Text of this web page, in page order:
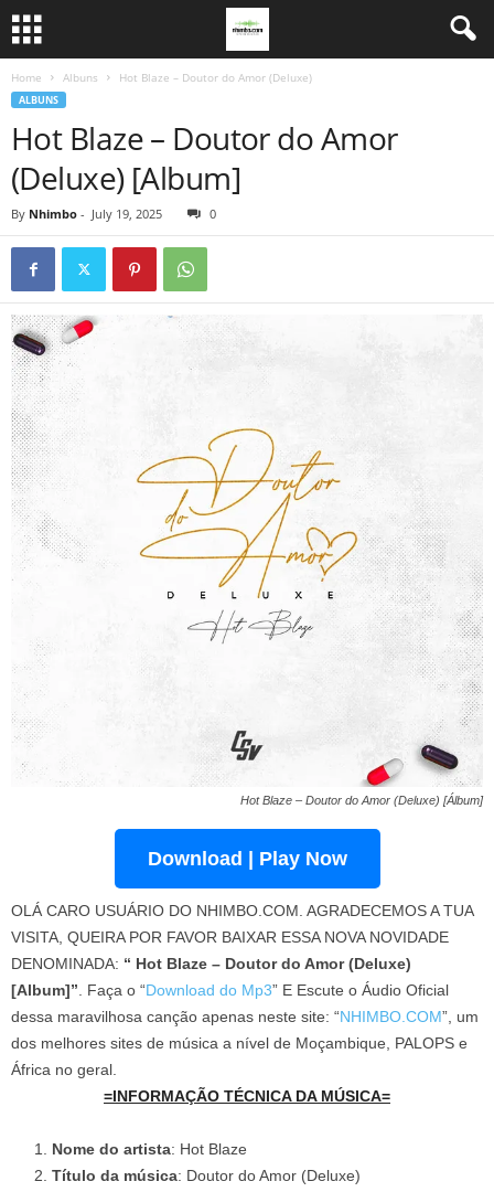
Home Albuns Hot Blaze – Doutor do Amor (Deluxe)
ALBUNS
Hot Blaze – Doutor do Amor
(Deluxe) [Album]
By Nhimbo - July 19, 2025 0
Hot Blaze – Doutor do Amor (Deluxe) [Álbum]
Download | Play Now
OLÁ CARO USUÁRIO DO NHIMBO.COM. AGRADECEMOS A TUA
VISITA, QUEIRA POR FAVOR BAIXAR ESSA NOVA NOVIDADE
DENOMINADA: “ Hot Blaze – Doutor do Amor (Deluxe)
[Album]” . Faça o “Download do Mp3” E Escute o Áudio Oficial
dessa maravilhosa canção apenas neste site: “NHIMBO.COM”, um
dos melhores sites de música a nível de Moçambique, PALOPS e
África no geral.
=INFORMAÇÃO TÉCNICA DA MÚSICA=
Nome do artista: Hot Blaze
Título da música: Doutor do Amor (Deluxe)